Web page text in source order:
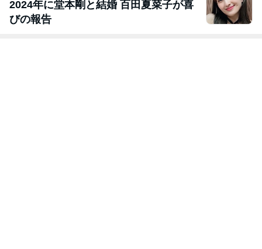
2024年に堂本剛と結婚 百田夏菜子が喜
びの報告